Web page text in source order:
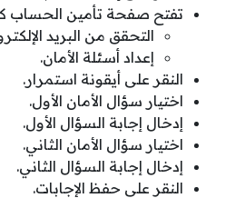
تفتح صفحة تأمين الحساب
التحقق من البريد
إعداد أسئلة الأمان.
النقر على أيقونة استمرار.
اختيار سؤال الأمان الأول.
إدخال إجابة السؤال الأول.
اختيار سؤال الأمان الثاني.
إدخال إجابة السؤال الثاني.
النقر على حفظ الإجابات.